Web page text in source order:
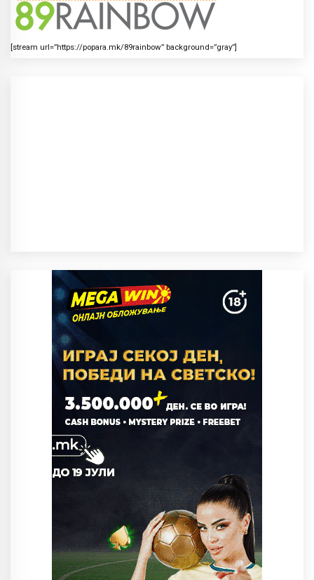
[stream url=”https://popara.mk/89rainbow” background=”gray”]